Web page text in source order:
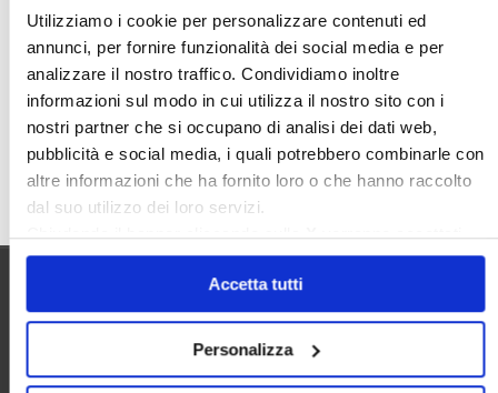
Utilizziamo i cookie per personalizzare contenuti ed
annunci, per fornire funzionalità dei social media e per
analizzare il nostro traffico. Condividiamo inoltre
informazioni sul modo in cui utilizza il nostro sito con i
nostri partner che si occupano di analisi dei dati web,
pubblicità e social media, i quali potrebbero combinarle con
altre informazioni che ha fornito loro o che hanno raccolto
dal suo utilizzo dei loro servizi.
Chiudendo il banner cliccando sullaXverranno accettati
solo i cookie necessari.
Accetta tutti
Personalizza
Ruderi
Sommerso
Sunia
Trasferimenti
Treviso
Valore Case
Cerca
Utilità
Contatti e RPD